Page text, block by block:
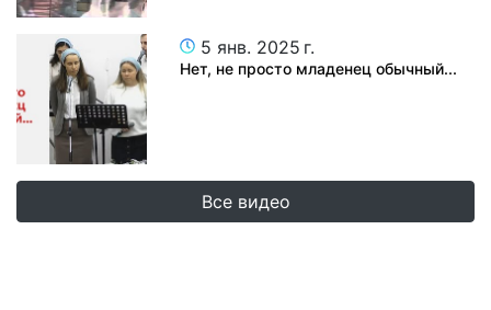
5 янв. 2025 г.
Нет, не просто младенец обычный...
Все видео